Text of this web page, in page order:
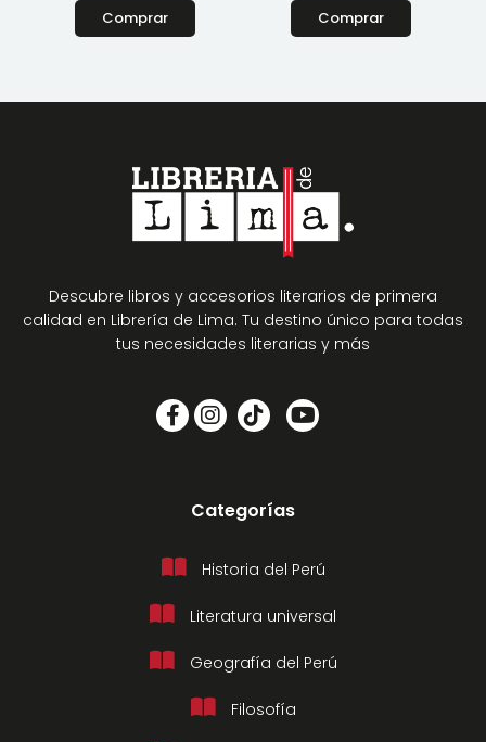
Comprar Comprar
Descubre libros y accesorios literarios de primera
calidad en Librería de Lima. Tu destino único para todas
tus necesidades literarias y más
Categorías
Historia del Perú
Literatura universal
Geografía del Perú
Filosofía